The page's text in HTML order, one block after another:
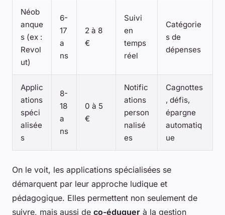
Néob
anque
s (ex :
Revol
ut)
6-
17
a
ns
2 à 8
€
Suivi
en
temps
réel
Catégorie
s de
dépenses
Applic
ations
spéci
alisée
s
8-
18
a
ns
0 à 5
€
Notific
ations
person
nalisé
es
Cagnottes
, défis,
épargne
automatiq
ue
On le voit, les applications spécialisées se
démarquent par leur approche ludique et
pédagogique. Elles permettent non seulement de
suivre, mais aussi de co-éduquer à la gestion